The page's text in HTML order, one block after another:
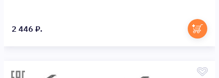
2 446 ₽.